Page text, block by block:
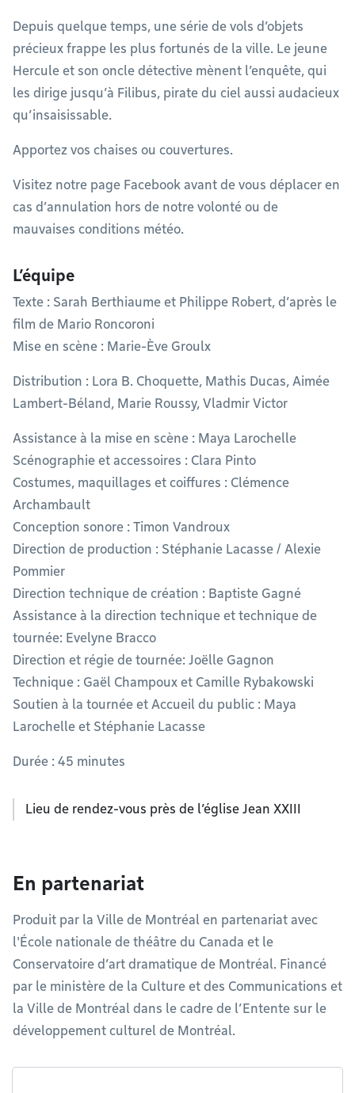
Depuis quelque temps, une série de vols d’objets
précieux frappe les plus fortunés de la ville. Le jeune
Hercule et son oncle détective mènent l’enquête, qui
les dirige jusqu’à Filibus, pirate du ciel aussi audacieux
qu’insaisissable.
Apportez vos chaises ou couvertures.
Visitez notre page Facebook avant de vous déplacer en
cas d’annulation hors de notre volonté ou de
mauvaises conditions météo.
L’équipe
Texte : Sarah Berthiaume et Philippe Robert, d’après le
film de Mario Roncoroni
Mise en scène : Marie-Ève Groulx
Distribution : Lora B. Choquette, Mathis Ducas, Aimée
Lambert-Béland, Marie Roussy, Vladmir Victor
Assistance à la mise en scène : Maya Larochelle
Scénographie et accessoires : Clara Pinto
Costumes, maquillages et coiffures : Clémence
Archambault
Conception sonore : Timon Vandroux
Direction de production : Stéphanie Lacasse / Alexie
Pommier
Direction technique de création : Baptiste Gagné
Assistance à la direction technique et technique de
tournée: Evelyne Bracco
Direction et régie de tournée: Joëlle Gagnon
Technique : Gaël Champoux et Camille Rybakowski
Soutien à la tournée et Accueil du public : Maya
Larochelle et Stéphanie Lacasse
Durée : 45 minutes
Lieu de rendez-vous près de l’église Jean XXIII
En partenariat
Produit par la Ville de Montréal en partenariat avec
l'École nationale de théâtre du Canada et le
Conservatoire d’art dramatique de Montréal. Financé
par le ministère de la Culture et des Communications et
la Ville de Montréal dans le cadre de l’Entente sur le
développement culturel de Montréal.